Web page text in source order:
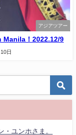
アジアツアー
Manila！2022.12/9
日
・ユンホさま。